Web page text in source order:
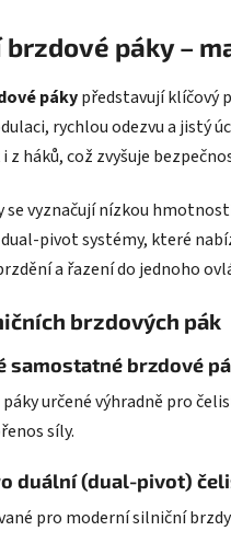
brzdové páky –
pákypředstavují klíčový
rychlou odezvu a jistý
z háků, což zvyšuje
se vyznačují nízkou
pivot systémy, které
a řazení do jednoho
brzdových pák
samostatné brzdové
páky určené výhradně pro
síly.
duální (dual-pivot)
pro moderní silniční